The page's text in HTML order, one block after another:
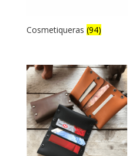
Cosmetiqueras (94)